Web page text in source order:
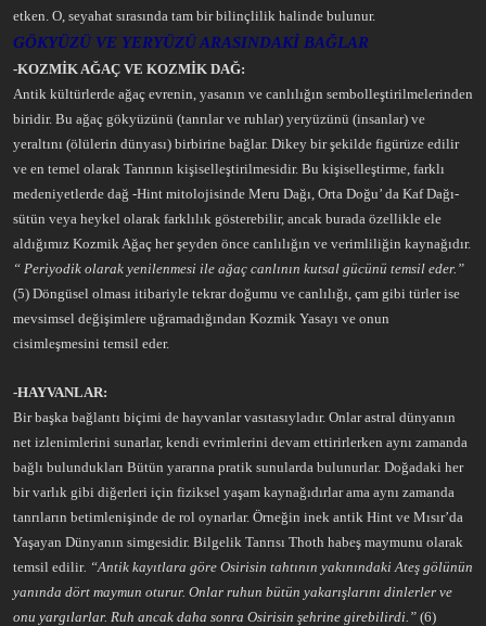
etken. O, seyahat sırasında tam bir bilinçlilik halinde bulunur.
GÖKYÜZÜ VE YERYÜZÜ ARASINDAKİ BAĞLAR
-KOZMİK AĞAÇ VE KOZMİK DAĞ:
Antik kültürlerde ağaç evrenin, yasanın ve canlılığın sembolleştirilmelerinden
biridir. Bu ağaç gökyüzünü (tanrılar ve ruhlar) yeryüzünü (insanlar) ve
yeraltını (ölülerin dünyası) birbirine bağlar. Dikey bir şekilde figürüze edilir
ve en temel olarak Tanrının kişiselleştirilmesidir. Bu kişiselleştirme, farklı
medeniyetlerde dağ -Hint mitolojisinde Meru Dağı, Orta Doğu’ da Kaf Dağı-
sütün veya heykel olarak farklılık gösterebilir, ancak burada özellikle ele
aldığımız Kozmik Ağaç her şeyden önce canlılığın ve verimliliğin kaynağıdır.
“ Periyodik olarak yenilenmesi ile ağaç canlının kutsal gücünü temsil eder.”
(5) Döngüsel olması itibariyle tekrar doğumu ve canlılığı, çam gibi türler ise
mevsimsel değişimlere uğramadığından Kozmik Yasayı ve onun
cisimleşmesini temsil eder.
-HAYVANLAR:
Bir başka bağlantı biçimi de hayvanlar vasıtasıyladır. Onlar astral dünyanın
net izlenimlerini sunarlar, kendi evrimlerini devam ettirirlerken aynı zamanda
bağlı bulundukları Bütün yararına pratik sunularda bulunurlar. Doğadaki her
bir varlık gibi diğerleri için fiziksel yaşam kaynağıdırlar ama aynı zamanda
tanrıların betimlenişinde de rol oynarlar. Örneğin inek antik Hint ve Mısır’da
Yaşayan Dünyanın simgesidir. Bilgelik Tanrısı Thoth habeş maymunu olarak
temsil edilir. “Antik kayıtlara göre Osirisin tahtının yakınındaki Ateş gölünün
yanında dört maymun oturur. Onlar ruhun bütün yakarışlarını dinlerler ve
onu yargılarlar. Ruh ancak daha sonra Osirisin şehrine girebilirdi.” (6)